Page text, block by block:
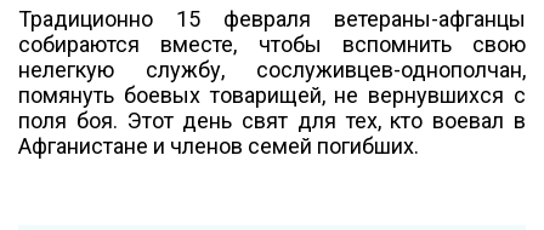
Традиционно 15 февраля ветераны-афганцы
собираются вместе, чтобы вспомнить свою
нелегкую службу, сослуживцев-однополчан,
помянуть боевых товарищей, не вернувшихся с
поля боя. Этот день свят для тех, кто воевал в
Афганистане и членов семей погибших.